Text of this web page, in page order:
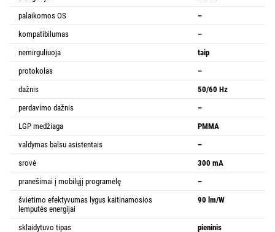
palaikomos OS
–
kompatibilumas
–
nemirguliuoja
taip
protokolas
–
dažnis
50/60 Hz
perdavimo dažnis
–
LGP medžiaga
PMMA
valdymas balsu asistentais
–
srovė
300 mA
pranešimai į mobilųjį programėlę
–
švietimo efektyvumas lygus kaitinamosios
lemputės energijai
90 lm/W
sklaidytuvo tipas
pieninis